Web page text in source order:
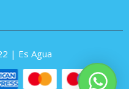
| Es Agua